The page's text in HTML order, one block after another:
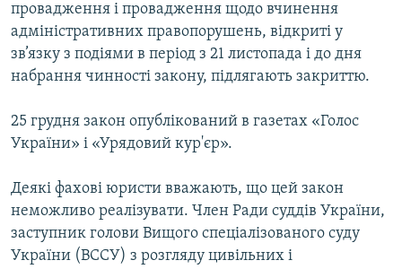
провадження і провадження щодо вчинення
адміністративних правопорушень, відкриті у
зв’язку з подіями в період з 21 листопада і до дня
набрання чинності закону, підлягають закриттю.
25 грудня закон опублікований в газетах «Голос
України» і «Урядовий кур'єр».
Деякі фахові юристи вважають, що цей закон
неможливо реалізувати. Член Ради суддів України,
заступник голови Вищого спеціалізованого суду
України (ВССУ) з розгляду цивільних і